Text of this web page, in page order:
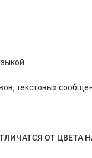
текстовых
ОТ ЦВЕТА